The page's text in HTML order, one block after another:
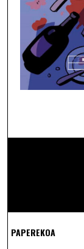
PAPEREKOA